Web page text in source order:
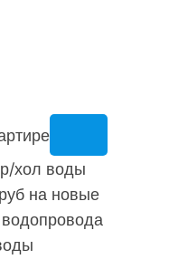
хол воды
на новые